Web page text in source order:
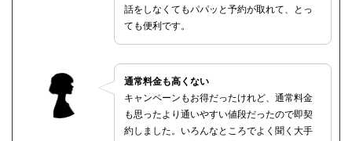
話をしなくてもパパッと予約が取れて、とっ
ても便利です。
通常料金も高くない
キャンペーンもお得だったけれど、通常料金
も思ったより通いやすい値段だったので即契
約しました。いろんなところでよく聞く大手